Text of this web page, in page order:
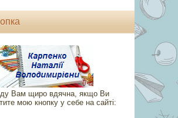
Вам щиро вдячна, якщо Ви
мою кнопку у себе на сайті: